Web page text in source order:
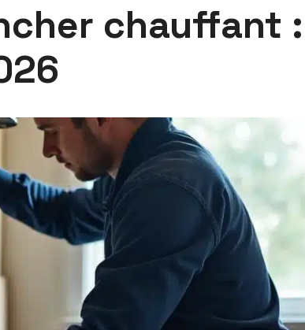
chauffant